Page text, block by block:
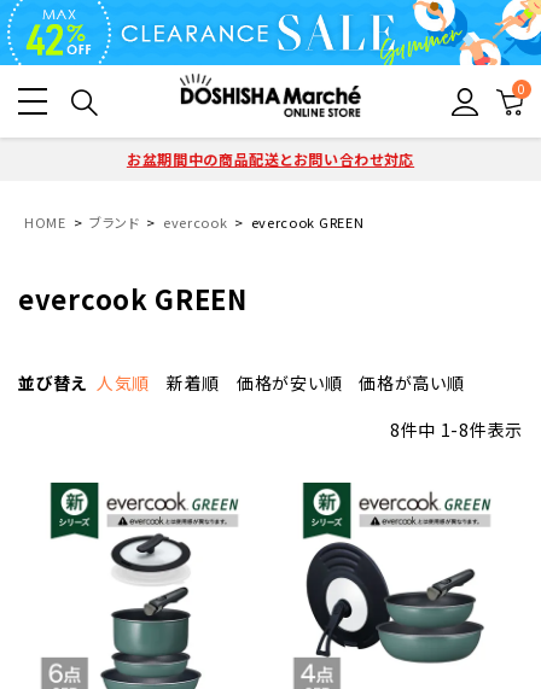
0
お盆期間中の商品配送とお問い合わせ対応
HOME ブランド evercook evercook GREEN
evercook GREEN
並び替え 人気順 新着順 価格が安い順
価格が高い順
8件中 1-8件表示